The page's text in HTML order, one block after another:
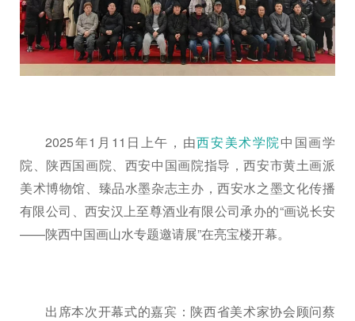
2025年1月11日上午，由西安美术学院中国画学
院、陕西国画院、西安中国画院指导，西安市黄土画派
美术博物馆、臻品水墨杂志主办，西安水之墨文化传播
有限公司、西安汉上至尊酒业有限公司承办的“画说长安
——陕西中国画山水专题邀请展”在亮宝楼开幕。
出席本次开幕式的嘉宾：陕西省美术家协会顾问蔡